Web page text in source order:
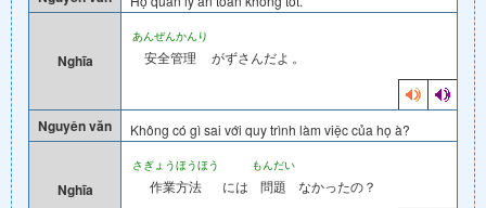
Nghĩa
あんぜんかんり
安全管理 がずさんだよ 。
Nguyên văn Không có gì sai với quy trình làm việc của họ à?
Nghĩa
さぎょうほうほう
作業方法 には
もんだい
問題 なかったの？